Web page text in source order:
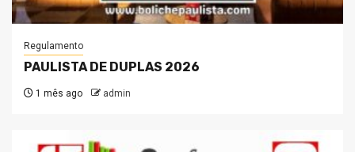
Regulamento
PAULISTA DE DUPLAS 2026
1 mês ago admin